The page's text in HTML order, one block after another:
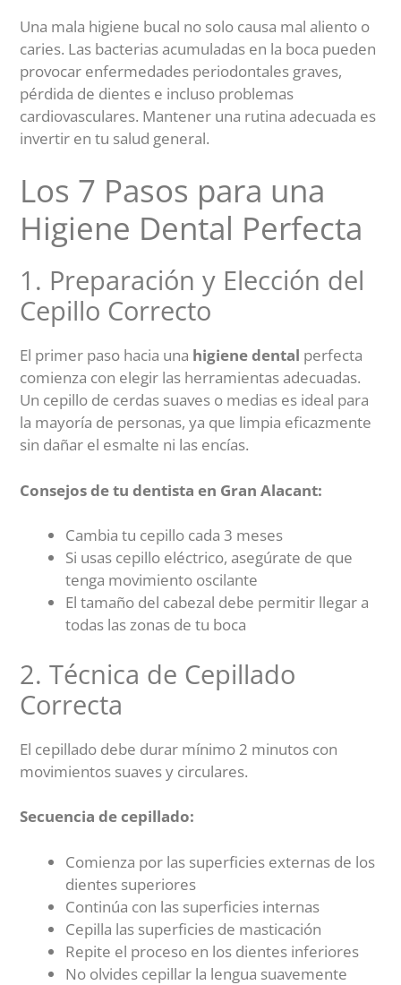
Una mala higiene bucal no solo causa mal aliento o
caries. Las bacterias acumuladas en la boca pueden
provocar enfermedades periodontales graves,
pérdida de dientes e incluso problemas
cardiovasculares. Mantener una rutina adecuada es
invertir en tu salud general.
Los 7 Pasos para una
Higiene Dental Perfecta
1. Preparación y Elección del
Cepillo Correcto
El primer paso hacia una higiene dental perfecta
comienza con elegir las herramientas adecuadas.
Un cepillo de cerdas suaves o medias es ideal para
la mayoría de personas, ya que limpia eficazmente
sin dañar el esmalte ni las encías.
Consejos de tu dentista en Gran Alacant:
Cambia tu cepillo cada 3 meses
Si usas cepillo eléctrico, asegúrate de que
tenga movimiento oscilante
El tamaño del cabezal debe permitir llegar a
todas las zonas de tu boca
2. Técnica de Cepillado
Correcta
El cepillado debe durar mínimo 2 minutos con
movimientos suaves y circulares.
Secuencia de cepillado:
Comienza por las superficies externas de los
dientes superiores
Continúa con las superficies internas
Cepilla las superficies de masticación
Repite el proceso en los dientes inferiores
No olvides cepillar la lengua suavemente